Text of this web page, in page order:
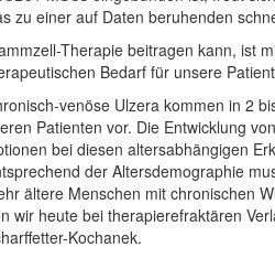
zu einer auf Daten beruhenden
Therapie beitragen kann, ist
Bedarf für unsere
venöse Ulzera kommen in 2
Patienten vor. Die Entwicklung
bei diesen altersabhängigen
der Altersdemographie
ältere Menschen mit chronischen
wir heute bei therapierefraktären
Kochanek.